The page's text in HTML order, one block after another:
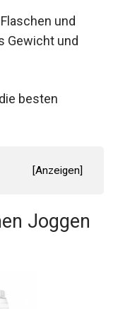
und
Gewicht und
besten
[Anzeigen]
Joggen